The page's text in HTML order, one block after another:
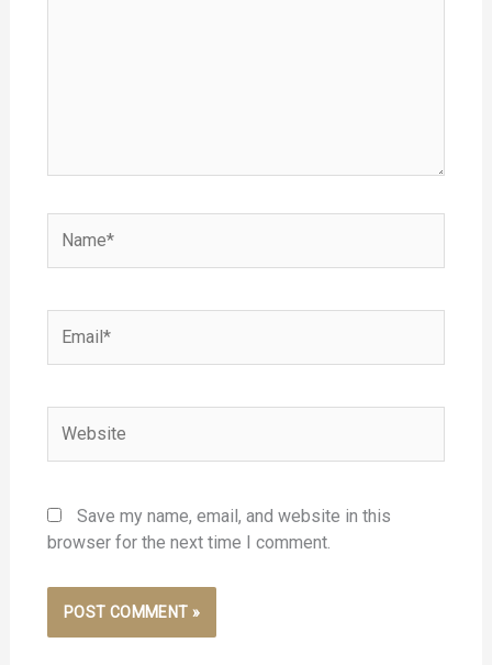
Save my name, email, and website in this
browser for the next time I comment.